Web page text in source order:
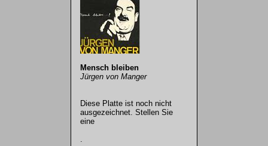
Mensch bleiben
Jürgen von Manger
Diese Platte ist noch nicht
ausgezeichnet. Stellen Sie
eine